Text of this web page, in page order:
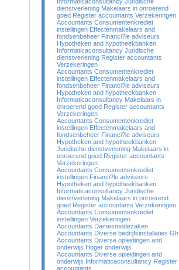
dienstverlening Makelaars in onroerend
goed Register accountants Verzekeringen
Accountants Consumentenkrediet
instellingen Effectenmakelaars and
fondsenbeheer Financi?le adviseurs
Hypotheken and hypotheekbanken
Informaticaconsultancy Juridische
dienstverlening Register accountants
Verzekeringen
Accountants Consumentenkrediet
instellingen Effectenmakelaars and
fondsenbeheer Financi?le adviseurs
Hypotheken and hypotheekbanken
Informaticaconsultancy Makelaars in
onroerend goed Register accountants
Verzekeringen
Accountants Consumentenkrediet
instellingen Effectenmakelaars and
fondsenbeheer Financi?le adviseurs
Hypotheken and hypotheekbanken
Juridische dienstverlening Makelaars in
onroerend goed Register accountants
Verzekeringen
Accountants Consumentenkrediet
instellingen Financi?le adviseurs
Hypotheken and hypotheekbanken
Informaticaconsultancy Juridische
dienstverlening Makelaars in onroerend
goed Register accountants Verzekeringen
Accountants Consumentenkrediet
instellingen Verzekeringen
Accountants Damesmodezaken
Accountants Diverse bedrijfsinstallaties Gh
Accountants Diverse opleidingen and
onderwijs Hoger onderwijs
Accountants Diverse opleidingen and
onderwijs Informaticaconsultancy Register
accountants